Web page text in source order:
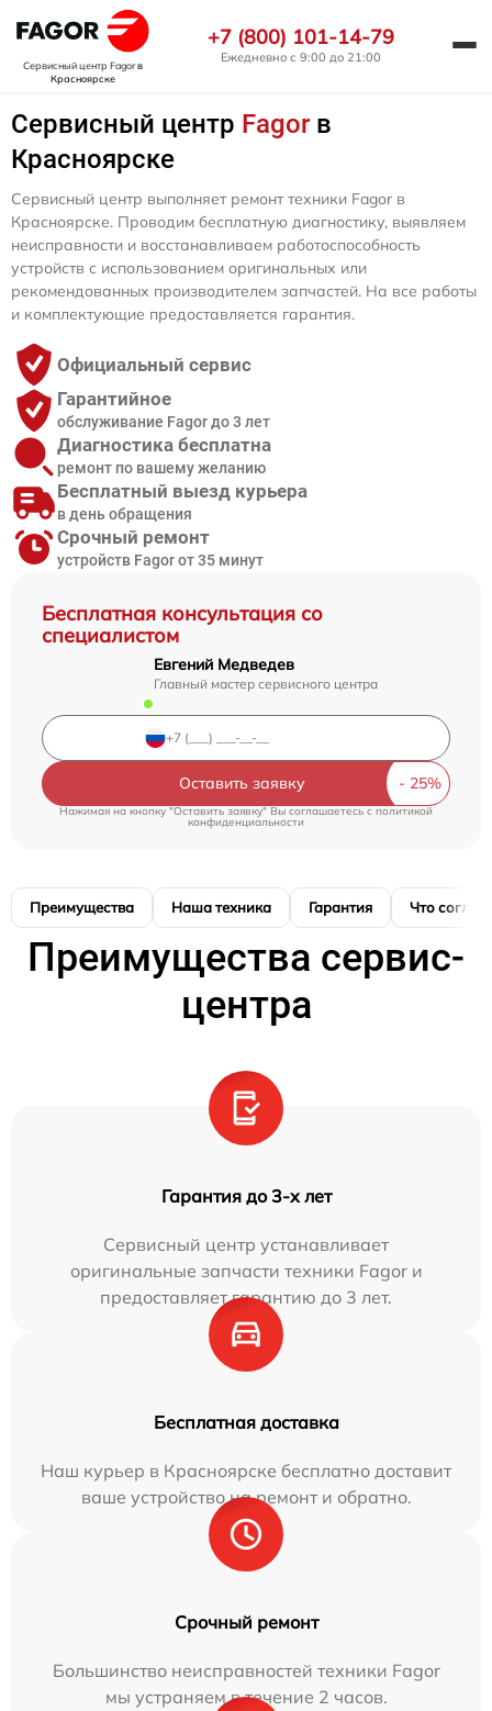
Сервисный центр Fagorв
Красноярске
+7 (800) 101-14-79
Ежедневно с 9:00 до 21:00
Сервисный центр Fagorв
Красноярске
Бесплатная консультация со
специалистом
Евгений Медведев
Главный мастер сервисного центра
Оставить заявку
Нажимая на кнопку "Оставить заявку" Вы соглашаетесь cполитикой
конфиденциальности
Сервисный центр выполняет ремонт техники Fagor в
Красноярске. Проводим бесплатную диагностику, выявляем
неисправности и восстанавливаем работоспособность
устройств с использованием оригинальных или
рекомендованных производителем запчастей. На все работы
и комплектующие предоставляется гарантия.
Официальный сервис
Гарантийное
обслуживание Fagor до 3 лет
Диагностика бесплатна
ремонт по вашему желанию
Бесплатный выезд курьера
в день обращения
Срочный ремонт
устройств Fagor от 35 минут
Преимущества Наша техника Гарантия Что
Преимущества сервис-
центра
Гарантия до 3-х лет
Сервисный центр устанавливает
оригинальные запчасти техники Fagor и
предоставляет гарантию до 3 лет.
Бесплатная доставка
Наш курьер в Красноярске бесплатно доставит
ваше устройство на ремонт и обратно.
Срочный ремонт
Большинство неисправностей техники Fagor
мы устраняем в течение 2 часов.